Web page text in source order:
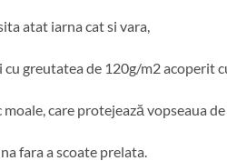
atat iarna cat si vara,
greutatea de 120g/m2 acoperit
care protejează vopseaua
fara a scoate prelata.